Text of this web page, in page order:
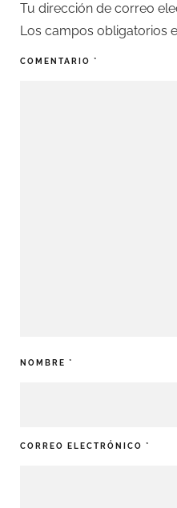
Tu dirección de correo
Los campos obligatorios
COMENTARIO *
NOMBRE *
CORREO ELECTRÓNICO *